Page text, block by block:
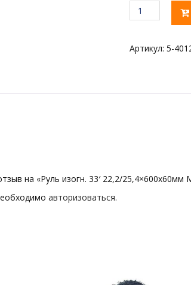
Количество
товара
изогн.
33'
WAVE
Артикул: 5-
на «Руль изогн. 33′ 22,2/25,4×600х60мм
авторизоваться.